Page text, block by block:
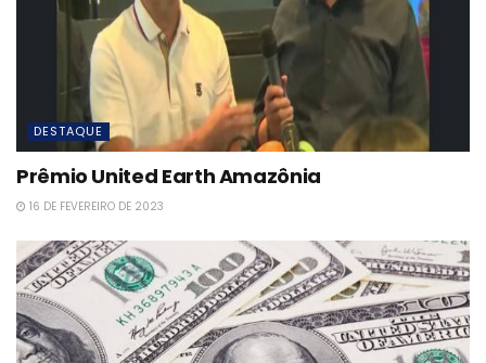
DESTAQUE
Prêmio United Earth Amazônia
16 DE FEVEREIRO DE 2023